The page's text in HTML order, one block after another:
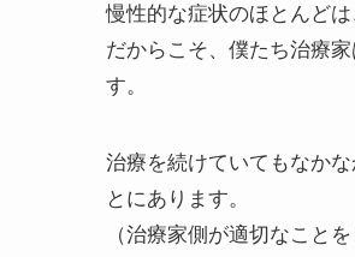
慢性的な症状のほとんど
だからこそ、僕たち治療
す。
治療を続けていてもなか
とにあります。
（治療家側が適切なこと